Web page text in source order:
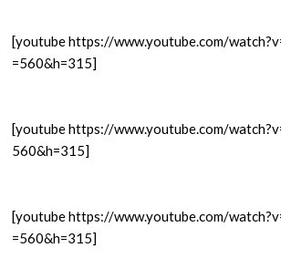
[youtube https://www.youtube.com/
=560&h=315]
[youtube https://www.youtube.com/
560&h=315]
[youtube https://www.youtube.com/
=560&h=315]